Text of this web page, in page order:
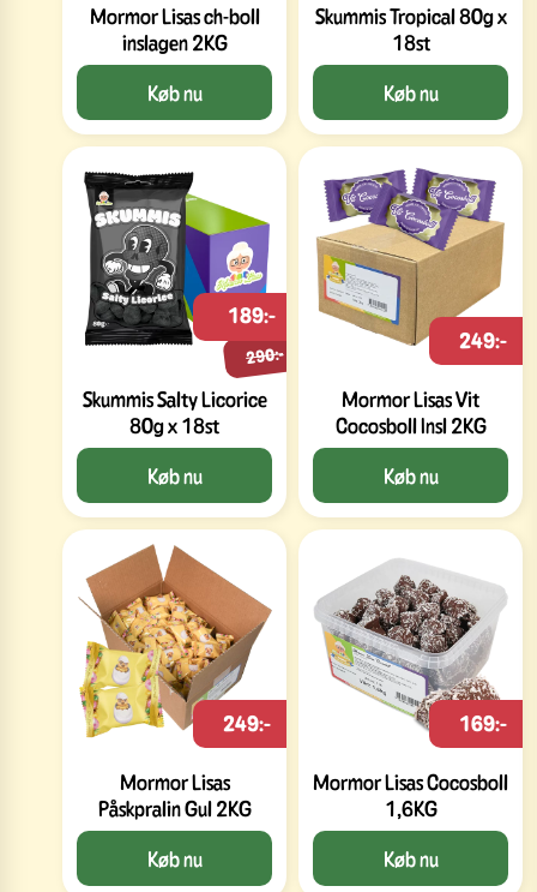
Mormor Lisas ch-boll
inslagen 2KG
Køb nu
Skummis Tropical 80g x
18st
Køb nu
Skummis Salty Licorice
80g x 18st
290:-
189:-
Køb nu
Mormor Lisas Vit
Cocosboll Insl 2KG
249:-
Køb nu
Mormor Lisas
Påskpralin Gul 2KG
249:-
Køb nu
Mormor Lisas Cocosboll
1,6KG
169:-
Køb nu